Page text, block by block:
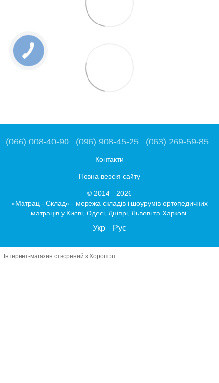
(066) 008-40-90 (096) 908-45-25 (063) 269-59-85
Контакти
Повна версія сайту
© 2014—2026
«Матрац - Склад» - мережа складів і шоурумів ортопедичних
матраців у Києві, Одесі, Дніпрі, Львові та Харкові.
Укр Рус
Інтернет-магазин створений з Хорошоп